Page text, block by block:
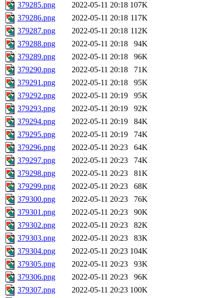
379285.png
2022-05-11 20:18 107K
379286.png
2022-05-11 20:18 117K
379287.png
2022-05-11 20:18 112K
379288.png
2022-05-11 20:18
94K
379289.png
2022-05-11 20:18
96K
379290.png
2022-05-11 20:18
71K
379291.png
2022-05-11 20:18
95K
379292.png
2022-05-11 20:19
95K
379293.png
2022-05-11 20:19
92K
379294.png
2022-05-11 20:19
84K
379295.png
2022-05-11 20:19
74K
379296.png
2022-05-11 20:23
64K
379297.png
2022-05-11 20:23
74K
379298.png
2022-05-11 20:23
81K
379299.png
2022-05-11 20:23
68K
379300.png
2022-05-11 20:23
76K
379301.png
2022-05-11 20:23
90K
379302.png
2022-05-11 20:23
82K
379303.png
2022-05-11 20:23
83K
379304.png
2022-05-11 20:23 104K
379305.png
2022-05-11 20:23
93K
379306.png
2022-05-11 20:23
96K
379307.png
2022-05-11 20:23 100K